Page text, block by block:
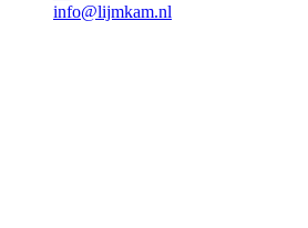
info@lijmkam.nl